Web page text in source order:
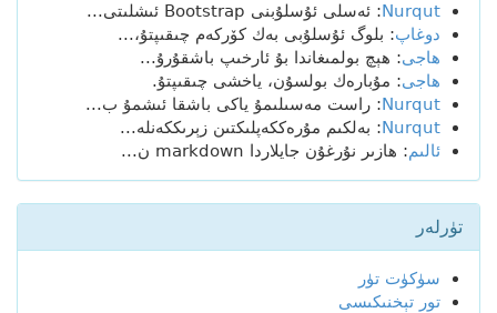
Nurqut: ئەسلى ئۇسلۇبنى Bootstrap ئىشلىتى...
دوغاپ: بلوگ ئۇسلۇبى بەك كۆركەم چىقىپتۇ،...
ھاجى: ھېچ بولمىغاندا بۇ ئارخىپ باشقۇرۇ...
ھاجى: مۇبارەك بولسۇن، ياخشى چىقىپتۇ.
Nurqut: راست مەسىلىمۇ ياكى باشقا ئىشمۇ ب...
Nurqut: بەلكىم مۇرەككەپلىكتىن زېرىككەنلە...
ئالىم: ھازىر نۇرغۇن جايلاردا markdown ن...
تۈرلەر
سۈكۈت تۈر
تور تېخنىكىسى